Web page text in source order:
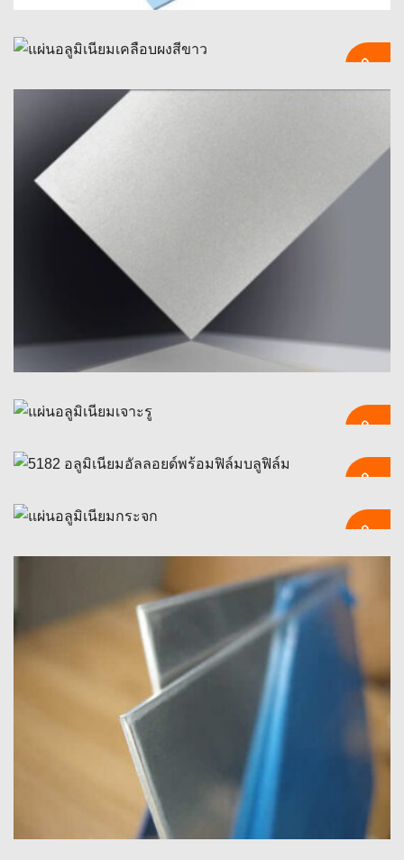
แผ่นกระจกอลูมิเนียมสะท้อนแสงสูงพิเศษ
แผ่นกระจกอลูมิเนียมสะท้อนแสงสูงพิเศษพร้อมการสะท้อนแสงที่มอง
เห็นได้ 95–98%, กระจัดกระจายต่ำ (มอก <1%), และคำแนะนำ
ข้อมูลจำเพาะสำหรับ BRDF, เส้นโค้งสเปกตรัมและการเคลือบ.
แผ่นอลูมิเนียมเคลือบผงสีขาว
สำรวจแผ่นอลูมิเนียมเคลือบผงสีขาวพรีเมี่ยมที่มีความต้านทานต่อ
สภาพอากาศที่เหนือกว่า, การป้องกันรอยขีดข่วน, และการตกแต่ง
ที่ราบรื่น - อุดมสมบูรณ์สำหรับสถาปัตยกรรม, ป้าย, และการใช้งาน
แผ่นอลูมิเนียมอโนไดซ์
บทความนี้สำรวจขอบเขตทั้งหมดของแผ่นอลูมิเนียมอะโนไดซ์, จาก
เลือกโลหะผสม, สรุปขั้นตอนการผลิต, และเปรียบเทียบอะโนไดซ์กับ
แผ่นอลูมิเนียมเจาะรู
แผ่นอลูมิเนียมเจาะรูเป็นแผ่นโลหะชนิดหนึ่งที่ผลิตขึ้นโดยมีลวดลาย
5182 อลูมิเนียมอัลลอยด์
5182 อลูมิเนียมอัลลอยด์เป็นของ 5000 ชุด (อัล-มก-ซี) อัลลอยด์，มี
ความต้านทานการกัดกร่อนที่ดี, ความสามารถในการเชื่อมที่ดีเยี่ยม,
สามารถใช้ความเย็นได้ดี, และกำลังปานกลาง.
แผ่นอลูมิเนียมกระจก
แผ่นอลูมิเนียมกระจกเป็นแผ่นโลหะผสมอลูมิเนียมชนิดหนึ่งที่มีพื้นผิว
ที่ผ่านการบำบัดเป็นพิเศษ, ซึ่งโดดเด่นด้วยความมันวาวและสะท้อน
แสงสูง, คล้ายกับเอฟเฟกต์ของกระจก.